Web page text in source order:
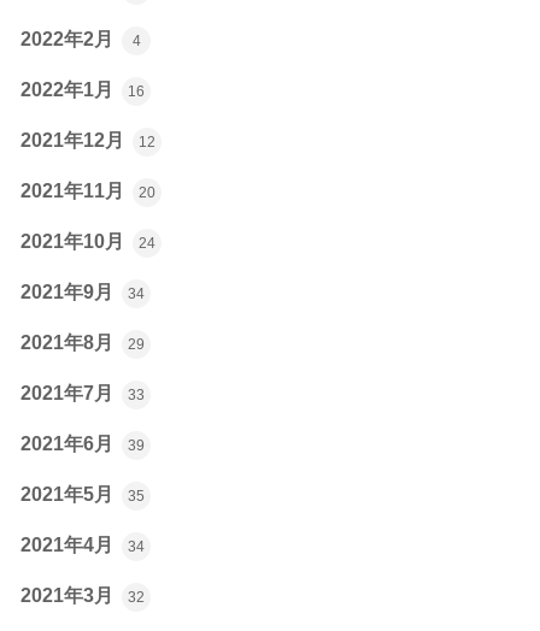
2022年2月 4
2022年1月 16
2021年12月 12
2021年11月 20
2021年10月 24
2021年9月 34
2021年8月 29
2021年7月 33
2021年6月 39
2021年5月 35
2021年4月 34
2021年3月 32